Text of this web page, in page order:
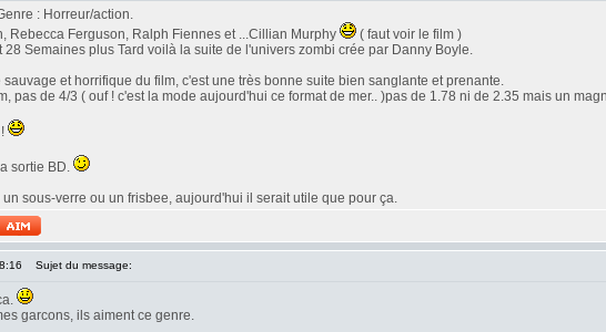
: Horreur/action.
Rebecca Ferguson, Ralph Fiennes et ...Cillian Murphy
( faut voir le film )
28 Semaines plus Tard voilà la suite de l'univers zombi crée par Danny Boyle.
et horrifique du film, c'est une très bonne suite bien sanglante et prenante.
pas de 4/3 ( ouf ! c'est la mode aujourd'hui ce format de mer.. )pas de 1.78 ni de 2.35 mais un
sortie BD.
sous-verre ou un frisbee, aujourd'hui il serait utile que pour ça.
Sujet du message:
garcons, ils aiment ce genre.